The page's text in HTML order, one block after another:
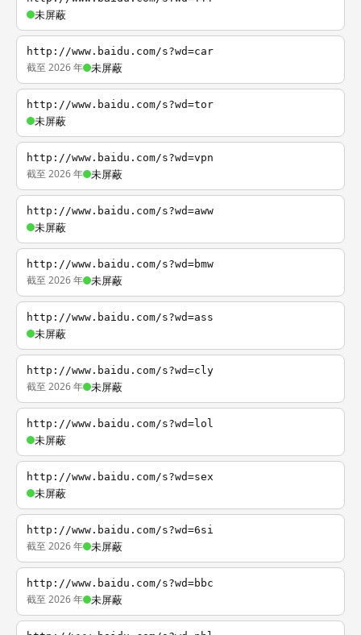
未屏蔽
http://www.baidu.com/s?wd=car
截至 2026 年 未屏蔽
http://www.baidu.com/s?wd=tor
未屏蔽
http://www.baidu.com/s?wd=vpn
截至 2026 年 未屏蔽
http://www.baidu.com/s?wd=aww
未屏蔽
http://www.baidu.com/s?wd=bmw
截至 2026 年 未屏蔽
http://www.baidu.com/s?wd=ass
未屏蔽
http://www.baidu.com/s?wd=cly
截至 2026 年 未屏蔽
http://www.baidu.com/s?wd=lol
未屏蔽
http://www.baidu.com/s?wd=sex
未屏蔽
http://www.baidu.com/s?wd=6si
截至 2026 年 未屏蔽
http://www.baidu.com/s?wd=bbc
截至 2026 年 未屏蔽